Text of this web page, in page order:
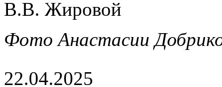
Фото Анастасии
22.04.2025